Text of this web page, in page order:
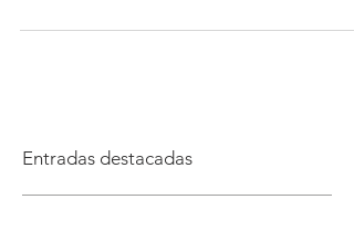
Entradas destacadas